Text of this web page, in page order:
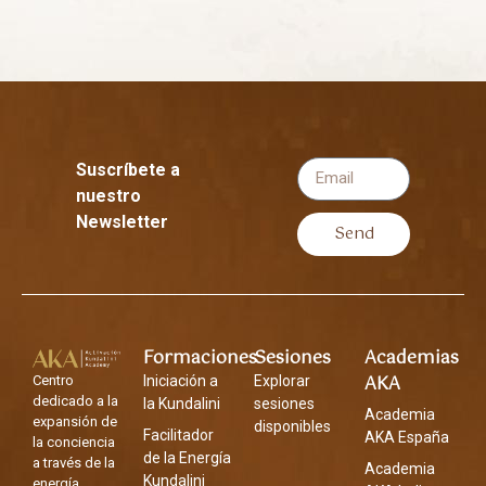
Suscríbete a
nuestro
Newsletter
Send
Centro
dedicado a la
expansión de
la conciencia
a través de la
Formaciones
Iniciación a
la Kundalini
Facilitador
de la Energía
Kundalini
Sesiones
Explorar
sesiones
disponibles
Academias
AKA
Academia
AKA España
Academia